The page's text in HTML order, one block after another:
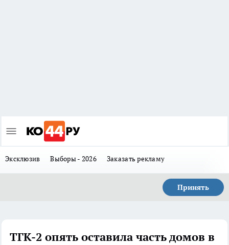
Эксклюзив Выборы - 2026 Заказать рекламу
Принять
ТГК-2 опять оставила часть домов в